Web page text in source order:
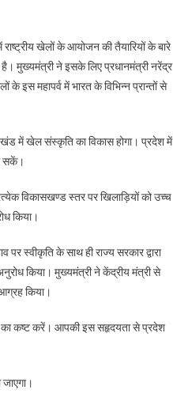
खेलों के आयोजन की तैयारियों के बारे
है। मुख्यमंत्री ने इसके लिए प्रधानमंत्री नरेंद्र
इस महापर्व में भारत के विभिन्न प्रान्तों से
में खेल संस्कृति का विकास होगा। प्रदेश में
सकें।
विकासखण्ड स्तर पर खिलाड़ियों को उच्च
किया।
स्वीकृति के साथ ही राज्य सरकार द्वारा
किया। मुख्यमंत्री ने केंद्रीय मंत्री से
किया।
का कष्ट करें। आपकी इस सहृदयता से प्रदेश